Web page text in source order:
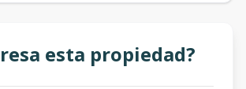
esta propiedad?